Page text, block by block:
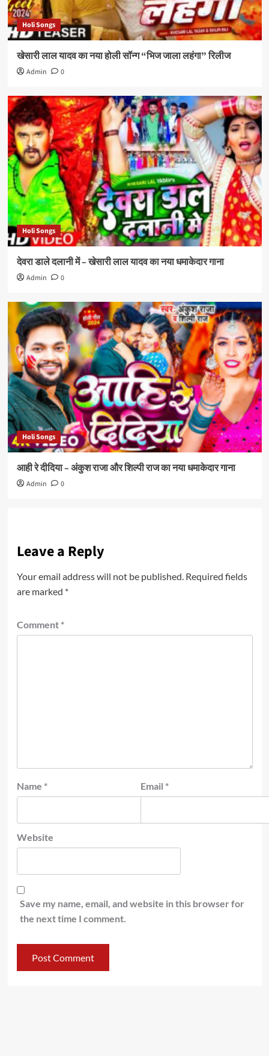
Holi Songs
खेसारी लाल यादव का नया होली सॉन्ग “भिज जाला लहंगा” रिलीज
Admin 0
Holi Songs
देवरा डाले दलानी में – खेसारी लाल यादव का नया धमाकेदार गाना
Admin 0
Holi Songs
आही रे दीदिया – अंकुश राजा और शिल्पी राज का नया धमाकेदार गाना
Admin 0
Leave a Reply
Your email address will not be published. Required fields
are marked *
Comment *
Name * Email *
Website
Save my name, email, and website in this browser for
the next time I comment.